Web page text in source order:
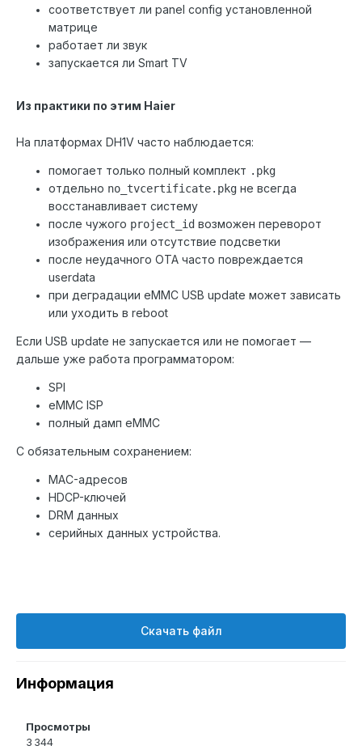
соответствует ли panel config установленной
матрице
работает ли звук
запускается ли Smart TV
Из практики по этим Haier
На платформах DH1V часто наблюдается:
помогает только полный комплект .pkg
отдельно no_tvcertificate.pkg не всегда
восстанавливает систему
после чужого project_id возможен переворот
изображения или отсутствие подсветки
после неудачного OTA часто повреждается
userdata
при деградации eMMC USB update может зависать
или уходить в reboot
Если USB update не запускается или не помогает —
дальше уже работа программатором:
SPI
eMMC ISP
полный дамп eMMC
С обязательным сохранением:
MAC-адресов
HDCP-ключей
DRM данных
серийных данных устройства.
Скачать файл
Информация
Просмотры
3 344